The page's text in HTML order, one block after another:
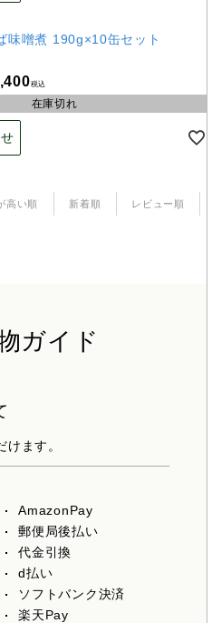
味噌煮 190g×10缶セット
税込
在庫切れ
高い順 新着順 レビュー順
ガイド
ます。
AmazonPay
郵便局後払い
代金引換
d払い
ソフトバンク決済
楽天Pay